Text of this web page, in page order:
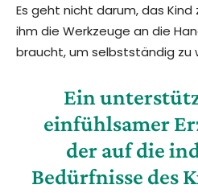
Es geht nicht darum, das
ihm die Werkzeuge an die
braucht, um selbstständig zu
Ein
einfühlsamer
der auf die
Bedürfnisse des